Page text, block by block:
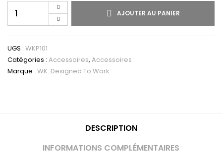
AJOUTER AU PANIER
UGS : WKP101
Catégories : Accessoires, Accessoires
Marque : WK. Designed To Work
DESCRIPTION
INFORMATIONS COMPLÉMENTAIRES